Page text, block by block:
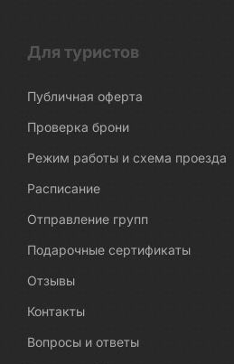
Для туристов
Публичная оферта
Проверка брони
Режим работы и схема проезда
Расписание
Отправление групп
Подарочные сертификаты
Отзывы
Контакты
Вопросы и ответы